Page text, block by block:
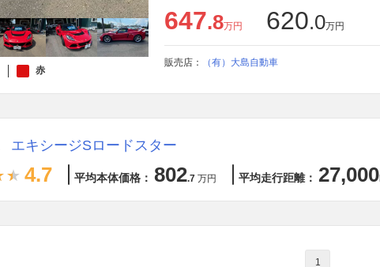
赤
647.8万円 620.0万円
販売店： （有）大島自動車
エキシージSロードスター
4.7 平均本体価格： 802.7 万円 平均走行距離： 27,000
1